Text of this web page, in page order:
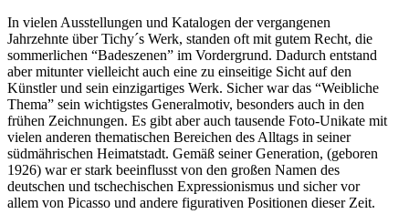
In vielen Ausstellungen und Katalogen der vergangenen
Jahrzehnte über Tichy´s Werk, standen oft mit gutem Recht, die
sommerlichen “Badeszenen” im Vordergrund. Dadurch entstand
aber mitunter vielleicht auch eine zu einseitige Sicht auf den
Künstler und sein einzigartiges Werk. Sicher war das “Weibliche
Thema” sein wichtigstes Generalmotiv, besonders auch in den
frühen Zeichnungen. Es gibt aber auch tausende Foto-Unikate mit
vielen anderen thematischen Bereichen des Alltags in seiner
südmährischen Heimatstadt. Gemäß seiner Generation, (geboren
1926) war er stark beeinflusst von den großen Namen des
deutschen und tschechischen Expressionismus und sicher vor
allem von Picasso und andere figurativen Positionen dieser Zeit.